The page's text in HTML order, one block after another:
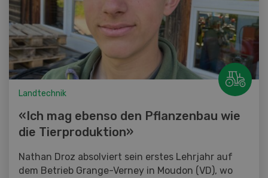
Landtechnik
«Ich mag ebenso den Pflanzenbau wie
die Tierproduktion»
Nathan Droz absolviert sein erstes Lehrjahr auf
dem Betrieb Grange-Verney in Moudon (VD), wo